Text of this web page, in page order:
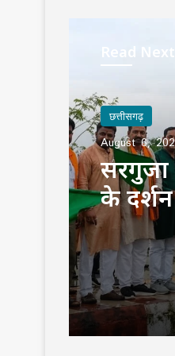
Read Next
छत्तीसगढ़
August 6,
सरगुजा
के
भारत